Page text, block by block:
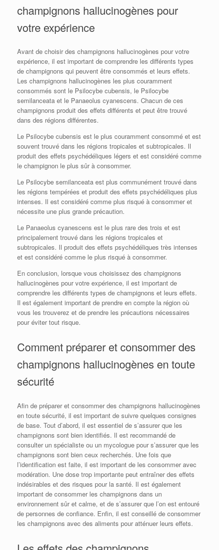
champignons hallucinogènes pour
votre expérience
Avant de choisir des champignons hallucinogènes pour votre
expérience, il est important de comprendre les différents types
de champignons qui peuvent être consommés et leurs effets.
Les champignons hallucinogènes les plus couramment
consommés sont le Psilocybe cubensis, le Psilocybe
semilanceata et le Panaeolus cyanescens. Chacun de ces
champignons produit des effets différents et peut être trouvé
dans des régions différentes.
Le Psilocybe cubensis est le plus couramment consommé et est
souvent trouvé dans les régions tropicales et subtropicales. Il
produit des effets psychédéliques légers et est considéré comme
le champignon le plus sûr à consommer.
Le Psilocybe semilanceata est plus communément trouvé dans
les régions tempérées et produit des effets psychédéliques plus
intenses. Il est considéré comme plus risqué à consommer et
nécessite une plus grande précaution.
Le Panaeolus cyanescens est le plus rare des trois et est
principalement trouvé dans les régions tropicales et
subtropicales. Il produit des effets psychédéliques très intenses
et est considéré comme le plus risqué à consommer.
En conclusion, lorsque vous choisissez des champignons
hallucinogènes pour votre expérience, il est important de
comprendre les différents types de champignons et leurs effets.
Il est également important de prendre en compte la région où
vous les trouverez et de prendre les précautions nécessaires
pour éviter tout risque.
Comment préparer et consommer des
champignons hallucinogènes en toute
sécurité
Afin de préparer et consommer des champignons hallucinogènes
en toute sécurité, il est important de suivre quelques consignes
de base. Tout d’abord, il est essentiel de s’assurer que les
champignons sont bien identifiés. Il est recommandé de
consulter un spécialiste ou un mycologue pour s’assurer que les
champignons sont bien ceux recherchés. Une fois que
l’identification est faite, il est important de les consommer avec
modération. Une dose trop importante peut entraîner des effets
indésirables et des risques pour la santé. Il est également
important de consommer les champignons dans un
environnement sûr et calme, et de s’assurer que l’on est entouré
de personnes de confiance. Enfin, il est conseillé de consommer
les champignons avec des aliments pour atténuer leurs effets.